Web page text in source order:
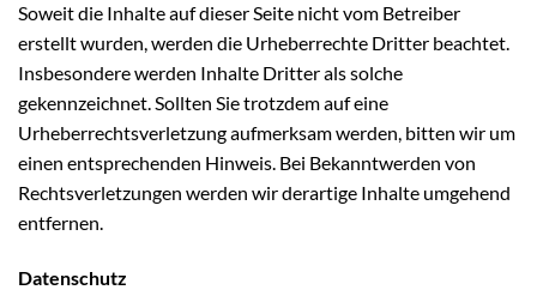
Soweit die Inhalte auf dieser Seite nicht vom Betreiber
erstellt wurden, werden die Urheberrechte Dritter beachtet.
Insbesondere werden Inhalte Dritter als solche
gekennzeichnet. Sollten Sie trotzdem auf eine
Urheberrechtsverletzung aufmerksam werden, bitten wir um
einen entsprechenden Hinweis. Bei Bekanntwerden von
Rechtsverletzungen werden wir derartige Inhalte umgehend
entfernen.
Datenschutz